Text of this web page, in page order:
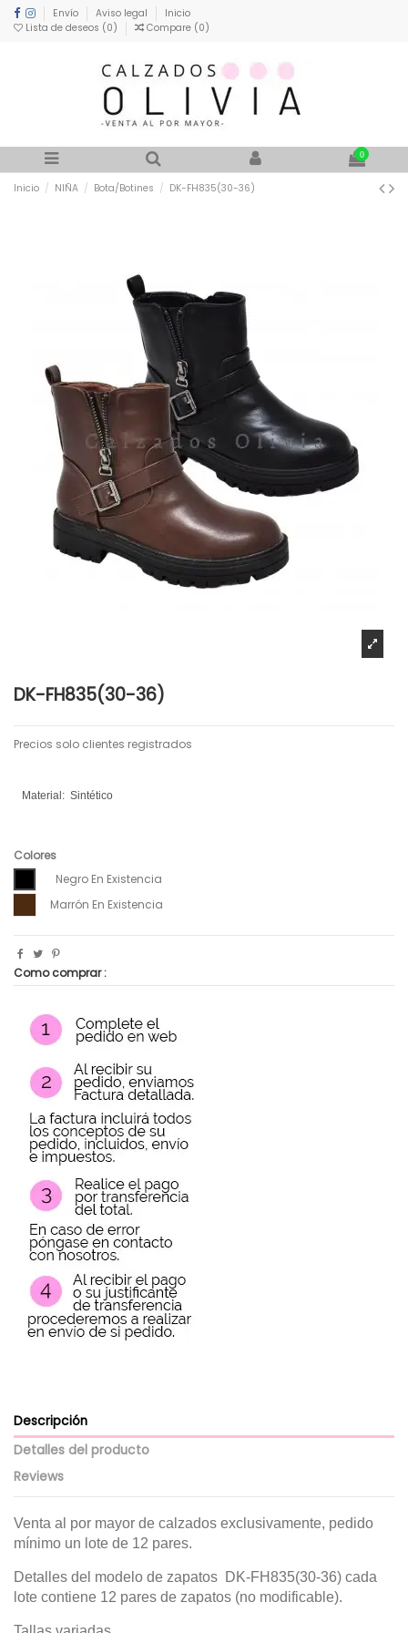
Envío Aviso legal
Inicio
Lista de deseos (0) Compare (0)
0
Inicio NIÑA Bota/Botines DK-FH835(30-36)
DK-FH835(30-36)
Precios solo clientes registrados
Material: Sintético
Colores
Negro En Existencia
Marrón En Existencia
Como comprar :
Descripción
Detalles del producto
Reviews
Venta al por mayor de calzados exclusivamente, pedido
mínimo un lote de 12 pares.
Detalles del modelo de zapatos DK-FH835(30-36) cada
lote contiene 12 pares de zapatos (no modificable).